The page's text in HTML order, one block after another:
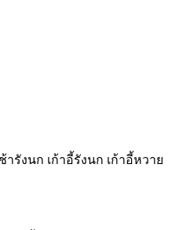
งนก เก้าอี้รังนก เก้าอี้หวาย